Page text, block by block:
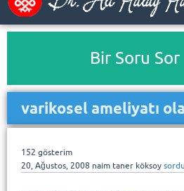
Bir Soru Sor
varikosel ameliyatı
152 gösterim
20, Ağustos, 2008 naim taner köksoy sordu